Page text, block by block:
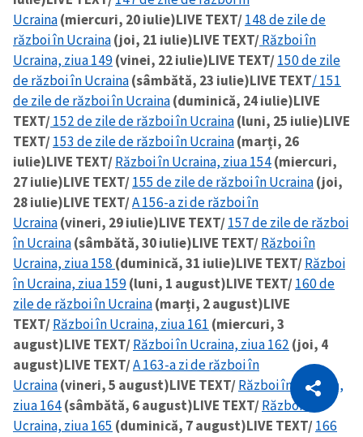
Copiază Link
Ucraina(miercuri, 20 iulie)LIVE TEXT/148 de zile de
război în Ucraina(joi, 21 iulie)LIVE TEXT/Război în
Ucraina, ziua 149(vinei, 22 iulie)LIVE TEXT/150 de zile
de război în Ucraina(sâmbătă, 23 iulie)LIVE TEXT/ 151
de zile de război în Ucraina(duminică, 24 iulie)LIVE
TEXT/152 de zile de război în Ucraina(luni, 25 iulie)LIVE
TEXT/153 de zile de război în Ucraina(marți, 26
iulie)LIVE TEXT/Război în Ucraina, ziua 154(miercuri,
27 iulie)LIVE TEXT/155 de zile de război în Ucraina(joi,
28 iulie)LIVE TEXT/A 156-a zi de război în
Ucraina(vineri, 29 iulie)LIVE TEXT/157 de zile de război
în Ucraina(sâmbătă, 30 iulie)LIVE TEXT/Război în
Ucraina, ziua 158 (duminică, 31 iulie)LIVE TEXT/Război
în Ucraina, ziua 159(luni, 1 august)LIVE TEXT/160 de
zile de război în Ucraina(marți, 2 august)LIVE
TEXT/Război în Ucraina, ziua 161 (miercuri, 3
august)LIVE TEXT/Război în Ucraina, ziua 162 (joi, 4
august)LIVE TEXT/A 163-a zi de război în
Ucraina(vineri, 5 august)LIVE TEXT/Război în Ucraina,
ziua 164(sâmbătă, 6 august)LIVE TEXT/Război în
Ucraina, ziua 165 (duminică, 7 august)LIVE TEXT/166
Citește articolul
CITEȘTE